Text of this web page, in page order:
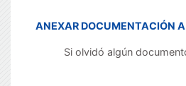
ANEXAR DOCUMENTACIÓN
Si olvidó algún